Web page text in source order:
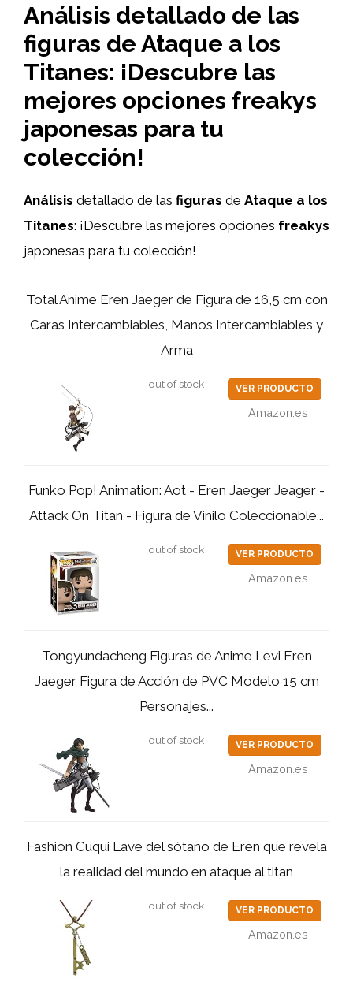
Análisis detallado de las
figuras de Ataque a los
Titanes: ¡Descubre las
mejores opciones freakys
japonesas para tu
colección!
Análisis detallado de las figuras de Ataque a los
Titanes: ¡Descubre las mejores opciones freakys
japonesas para tu colección!
Total Anime Eren Jaeger de Figura de 16,5 cm con
Caras Intercambiables, Manos Intercambiables y
Arma
out of stock VER PRODUCTO
Amazon.es
Funko Pop! Animation: Aot - Eren Jaeger Jeager -
Attack On Titan - Figura de Vinilo Coleccionable...
out of stock VER PRODUCTO
Amazon.es
Tongyundacheng Figuras de Anime Levi Eren
Jaeger Figura de Acción de PVC Modelo 15 cm
Personajes...
out of stock VER PRODUCTO
Amazon.es
Fashion Cuqui Lave del sótano de Eren que revela
la realidad del mundo en ataque al titan
out of stock VER PRODUCTO
Amazon.es